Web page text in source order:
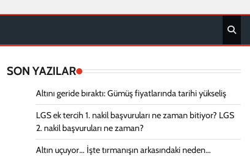
SON YAZILAR
Altını geride bıraktı: Gümüş fiyatlarında tarihi yükseliş
LGS ek tercih 1. nakil başvuruları ne zaman bitiyor? LGS
2. nakil başvuruları ne zaman?
Altın uçuyor… İşte tırmanışın arkasındaki neden…